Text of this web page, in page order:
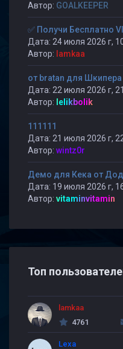
Автор: GOALKEEPER
✅ Получи Бесплатно
Дата: 24 июля 2026 г,
Автор: lamkaa
от bratan для Шкипера
Дата: 22 июля 2026 г,
Автор: lelikbolik
111111
Дата: 21 июля 2026 г,
Автор: wintz0r
Демо для Кека от
Дата: 19 июля 2026 г,
Автор: vitaminvitamin
Топ
lamkaa
4761
Lexa